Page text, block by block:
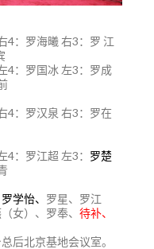
4：罗海曦 右3：罗 江
4：罗国冰 左3：罗成
4：罗汉泉 右3：罗在
4：罗江超 左3： 罗楚
罗学怡、 罗星、罗江
女）、罗奉、 待补、
后北京基地会议室。